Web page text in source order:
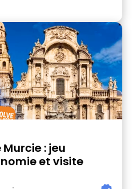
: jeu
et visite